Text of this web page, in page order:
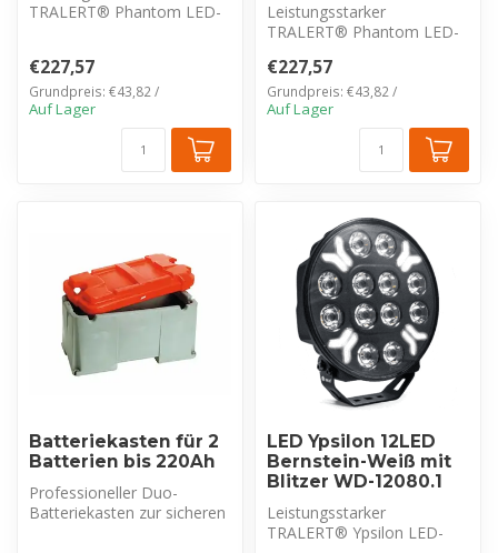
TRALERT® Phantom LED-
€227,57
Grundpreis: €43,82 /
Auf Lager
Leistungsstarker
TRALERT® Phantom LED-
16.000 Lumen und zwei...
€227,57
Grundpreis: €43,82 /
Auf Lager
Batteriekasten für 2
Batterien bis 220Ah
Professioneller Duo-
Batteriekasten zur sicheren
LED Ypsilon 12LED
Bernstein-Weiß mit
Blitzer WD-12080.1
Leistungsstarker
TRALERT® Ypsilon LED-